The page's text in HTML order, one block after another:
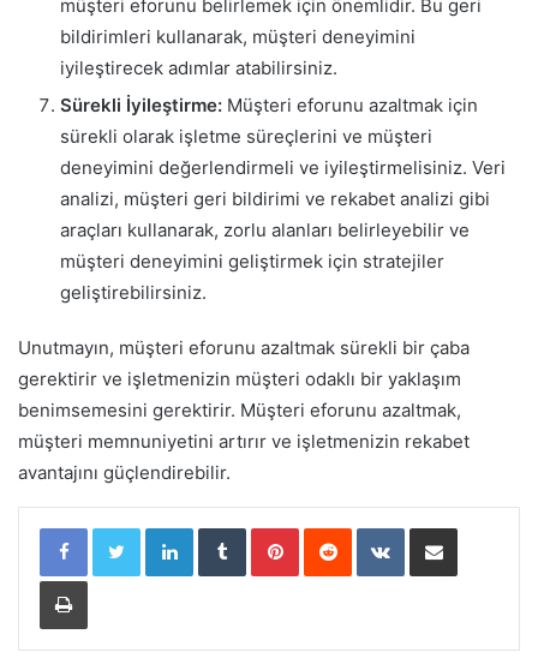
müşteri eforunu belirlemek için önemlidir. Bu geri
bildirimleri kullanarak, müşteri deneyimini
iyileştirecek adımlar atabilirsiniz.
Sürekli İyileştirme: Müşteri eforunu azaltmak için
sürekli olarak işletme süreçlerini ve müşteri
deneyimini değerlendirmeli ve iyileştirmelisiniz. Veri
analizi, müşteri geri bildirimi ve rekabet analizi gibi
araçları kullanarak, zorlu alanları belirleyebilir ve
müşteri deneyimini geliştirmek için stratejiler
geliştirebilirsiniz.
Unutmayın, müşteri eforunu azaltmak sürekli bir çaba
gerektirir ve işletmenizin müşteri odaklı bir yaklaşım
benimsemesini gerektirir. Müşteri eforunu azaltmak,
müşteri memnuniyetini artırır ve işletmenizin rekabet
avantajını güçlendirebilir.
LinkedInTumblrPinterestReddit VKontakteE-Posta ile paylaş
Yazdır